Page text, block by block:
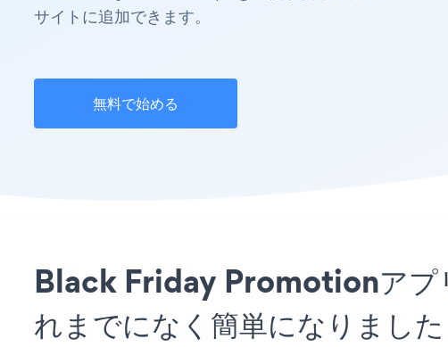
サイトに追加できます。
無料で始める
Black Friday Promotionアプ
れまでになく簡単になりました